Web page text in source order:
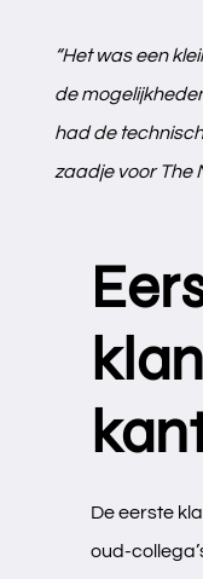
“Het was een
de
had de
zaadje voor The
De eerste
oud-